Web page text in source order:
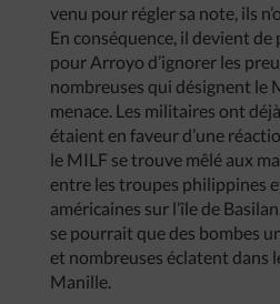
venu pour régler sa note, ils
En conséquence, il devient
pour Arroyo d’ignorer les
nombreuses qui désignent le
menace. Les militaires ont
étaient en faveur d’une
le MILF se trouve mêlé aux
entre les troupes philippines
américaines sur l’île de
se pourrait que des bombes
et nombreuses éclatent dans
Manille.